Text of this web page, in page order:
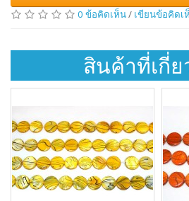
0 ข้อคิดเห็น/ เขียนข้อคิดเ
สินค้าที่เกี่ย